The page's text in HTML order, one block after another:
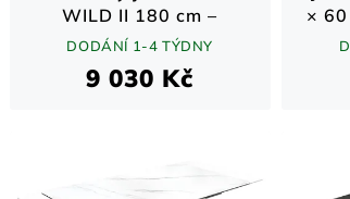
WILD II 180 cm –
divoký dub šedý /
černá kovová podnož
DODÁNÍ 1-4 TÝDNY
9 030 Kč
×
/